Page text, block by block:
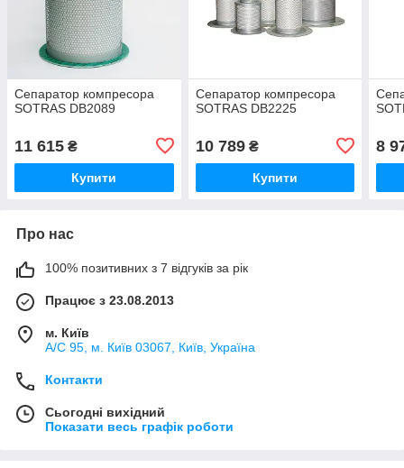
Сепаратор компресора
SOTRAS DB2089
11 615 ₴
Купити
Сепаратор компресора
SOTRAS DB2225
10 789₴
Купити
8
Про нас
100% позитивних з 7 відгуків за рік
Працює з 23.08.2013
м. Київ
А/С 95, м. Київ 03067, Київ, Україна
Контакти
Сьогодні вихідний
Показати весь графік роботи